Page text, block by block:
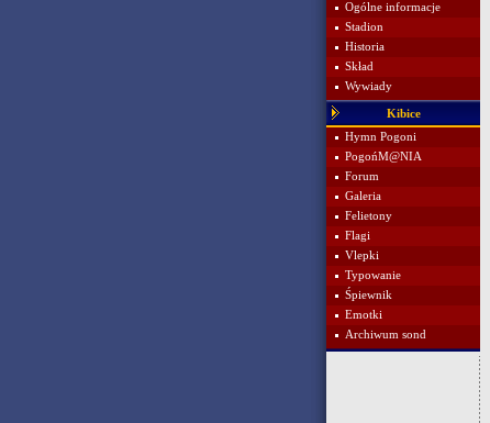
Ogólne informacje
Stadion
Historia
Skład
Wywiady
Kibice
Hymn Pogoni
PogońM@NIA
Forum
Galeria
Felietony
Flagi
Vlepki
Typowanie
Śpiewnik
Emotki
Archiwum sond